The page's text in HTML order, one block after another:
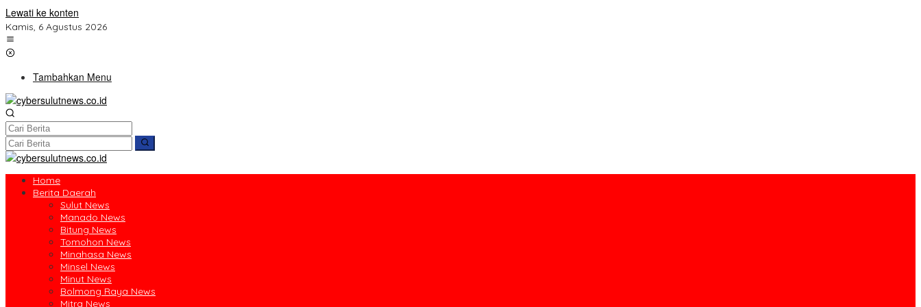
Lewati ke konten
Kamis, 6 Agustus 2026
Tambahkan Menu
Home
Berita Daerah
Sulut News
Manado News
Bitung News
Tomohon News
Minahasa News
Minsel News
Minut News
Bolmong Raya News
Mitra News